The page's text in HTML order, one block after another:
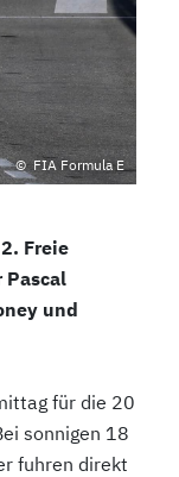
FIA Formula E
Freie
Pascal
und
für die 20
sonnigen 18
fuhren direkt